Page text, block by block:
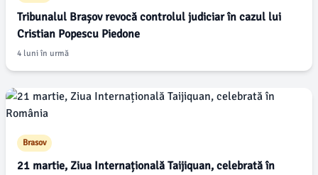
Tribunalul Brașov revocă controlul judiciar în cazul lui
Cristian Popescu Piedone
4 luni în urmă
Brasov
21 martie, Ziua Internațională Taijiquan, celebrată în